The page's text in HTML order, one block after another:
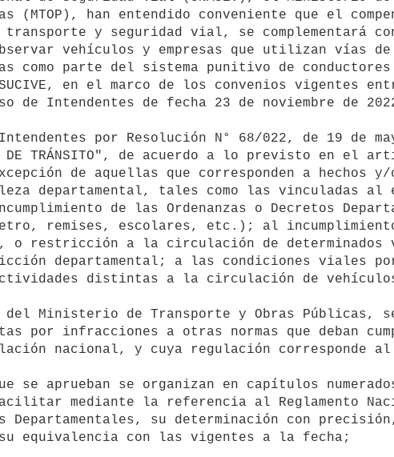
han entendido conveniente que el
y seguridad vial, se complementará
vehículos y empresas que utilizan vías
como parte del sistema punitivo de conductores
en el marco de los convenios vigentes
de Intendentes de fecha 23 de noviembre de
DE TRÁNSITO", de acuerdo a lo previsto en el
de aquellas que corresponden a hechos
departamental, tales como las vinculadas al
de las Ordenanzas o Decretos
remises, escolares, etc.); al
o restricción a la circulación de determinados
departamental; a las condiciones viales
distintas a la circulación de
por infracciones a otras normas que deban
nacional, y cuya regulación corresponde
mediante la referencia al Reglamento
Departamentales, su determinación con
equivalencia con las vigentes a la fecha;